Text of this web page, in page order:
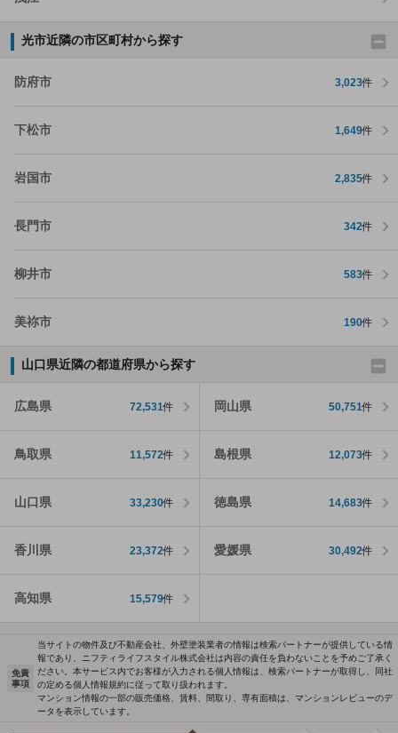
光市近隣の市区町村から探す
防府市 3,023件
下松市 1,649件
岩国市 2,835件
長門市 342件
柳井市 583件
美祢市 190件
山口県近隣の都道府県から探す
広島県 72,531件 岡山県 50,751件
鳥取県 11,572件 島根県 12,073件
山口県 33,230件 徳島県 14,683件
香川県 23,372件 愛媛県 30,492件
高知県 15,579件
免責
事項
当サイトの物件及び不動産会社、外壁塗装業者の情報は検索パートナーが提供している情
報であり、ニフティライフスタイル株式会社は内容の責任を負わないことを予めご了承く
ださい。本サービス内でお客様が入力される個人情報は、検索パートナーが取得し、同社
の定める個人情報規約に従って取り扱われます。
マンション情報の一部の販売価格、賃料、間取り、専有面積は、マンションレビューのデ
ータを表示しています。